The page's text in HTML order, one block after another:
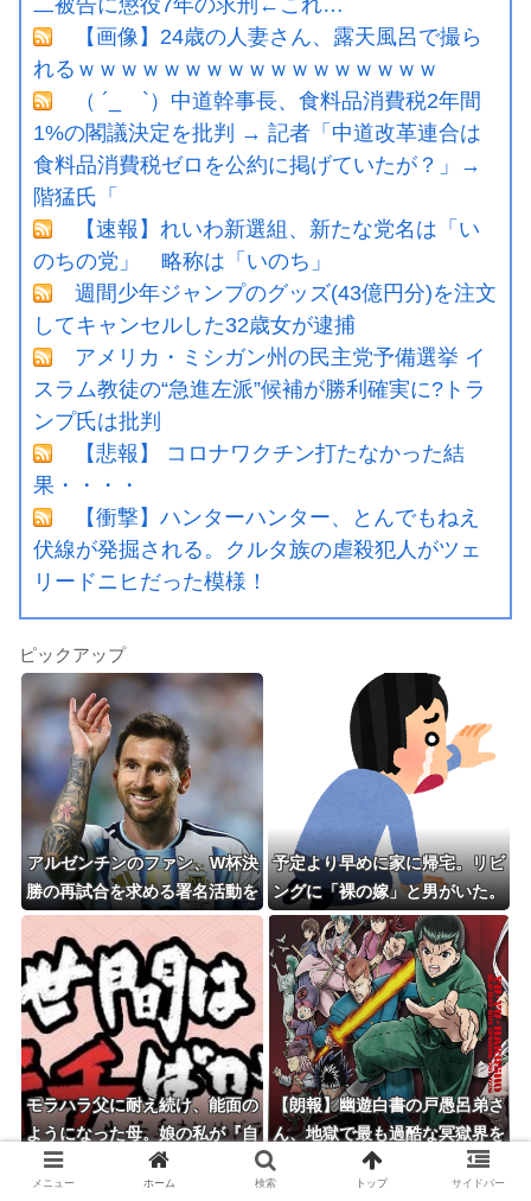
【画像】24歳の人妻さん、露天風呂で撮ら
れるｗｗｗｗｗｗｗｗｗｗｗｗｗｗｗｗｗ
（ ´_ゝ`）中道幹事長、食料品消費税2年間
1%の閣議決定を批判 → 記者「中道改革連合は
食料品消費税ゼロを公約に掲げていたが？」→
階猛氏「
【速報】れいわ新選組、新たな党名は「い
のちの党」 略称は「いのち」
週間少年ジャンプのグッズ(43億円分)を注文
してキャンセルした32歳女が逮捕
アメリカ・ミシガン州の民主党予備選挙 イ
スラム教徒の“急進左派”候補が勝利確実に?トラ
ンプ氏は批判
【悲報】 コロナワクチン打たなかった結
果・・・・
【衝撃】ハンターハンター、とんでもねえ
伏線が発掘される。クルタ族の虐殺犯人がツェ
リードニヒだった模様！
ピックアップ
アルゼンチンのファン、W杯決
勝の再試合を求める署名活動を
開始ｗｗｗ
予定より早めに家に帰宅。リビ
ングに「裸の嫁」と男がいた。
まさかの不倫現場に遭遇...
モラハラ父に耐え続け、能面の
ようになった母。娘の私が『自
分の幸せを考えて』と伝えても
ダメで・・・
【朗報】幽遊白書の戸愚呂弟さ
ん、地獄で最も過酷な冥獄界を
選ぶｗｗｗ
メニュー ホーム 検索 トップ サイドバー